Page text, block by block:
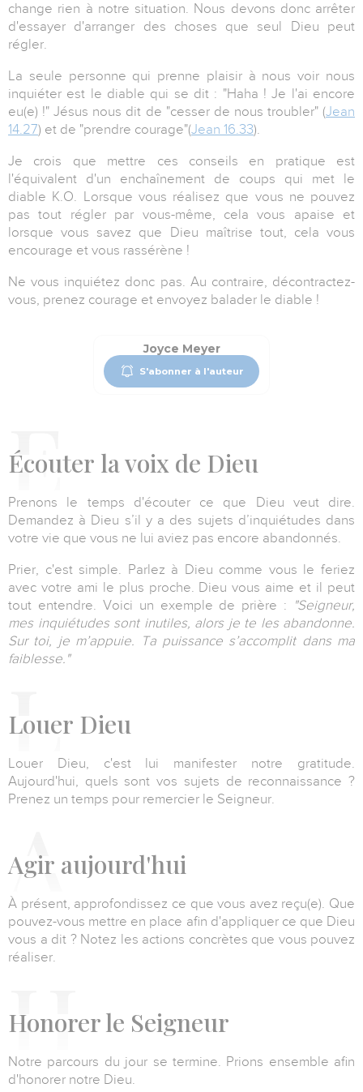
change rien à notre situation. Nous devons donc arrêter
d'essayer d'arranger des choses que seul Dieu peut
régler.
La seule personne qui prenne plaisir à nous voir nous
inquiéter est le diable qui se dit : "Haha ! Je l'ai encore
eu(e) !" Jésus nous dit de "cesser de nous troubler" (Jean
14.27) et de "prendre courage"(Jean 16.33).
Je crois que mettre ces conseils en pratique est
l'équivalent d'un enchaînement de coups qui met le
diable K.O. Lorsque vous réalisez que vous ne pouvez
pas tout régler par vous-même, cela vous apaise et
lorsque vous savez que Dieu maîtrise tout, cela vous
encourage et vous rassérène !
Ne vous inquiétez donc pas. Au contraire, décontractez-
vous, prenez courage et envoyez balader le diable !
Joyce Meyer
S'abonner à l'auteur
Écouter la voix de Dieu
Prenons le temps d'écouter ce que Dieu veut dire.
Demandez à Dieu s’il y a des sujets d’inquiétudes dans
votre vie que vous ne lui aviez pas encore abandonnés.
Prier, c'est simple. Parlez à Dieu comme vous le feriez
avec votre ami le plus proche. Dieu vous aime et il peut
tout entendre. Voici un exemple de prière :
"Seigneur,
mes inquiétudes sont inutiles, alors je te les abandonne.
Sur toi, je m’appuie. Ta puissance s’accomplit dans ma
faiblesse."
Louer Dieu
Louer Dieu, c'est lui manifester notre gratitude.
Aujourd'hui, quels sont vos sujets de reconnaissance ?
Prenez un temps pour remercier le Seigneur.
Agir aujourd'hui
À présent, approfondissez ce que vous avez reçu(e). Que
pouvez-vous mettre en place afin d'appliquer ce que Dieu
vous a dit ? Notez les actions concrètes que vous pouvez
réaliser.
Honorerle Seigneur
Notre parcours du jour se termine. Prions ensemble afin
d'honorer notre Dieu.